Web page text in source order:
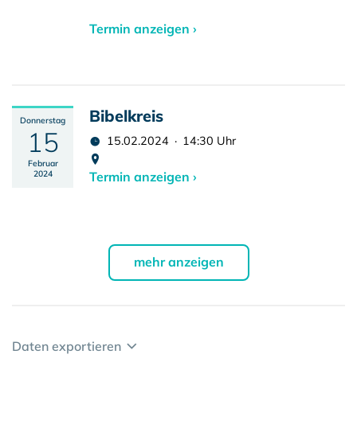
Termin anzeigen ›
Donnerstag
15
Februar
2024
Bibelkreis
15.02.2024 · 14:30 Uhr
Termin anzeigen ›
mehr anzeigen
Daten exportieren